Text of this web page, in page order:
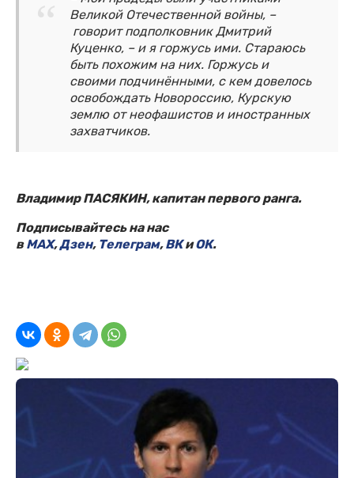
Великой Отечественной войны, –
говорит подполковник Дмитрий
Куценко, – и я горжусь ими. Стараюсь
быть похожим на них. Горжусь и
своими подчинёнными, с кем довелось
освобождать Новороссию, Курскую
землю от неофашистов и иностранных
захватчиков.
Владимир ПАСЯКИН, капитан первого ранга.
Подписывайтесь на нас
вMAX,Дзен, Телеграм,ВКиОК.